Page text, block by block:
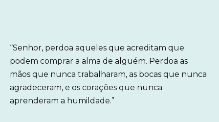
“Senhor, perdoa aqueles que acreditam que
podem comprar a alma de alguém. Perdoa as
mãos que nunca trabalharam, as bocas que nunca
agradeceram, e os corações que nunca
aprenderam a humildade.”